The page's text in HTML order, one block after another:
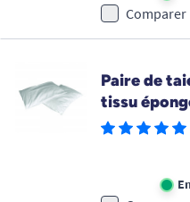
Comparer
Paire de
tissu